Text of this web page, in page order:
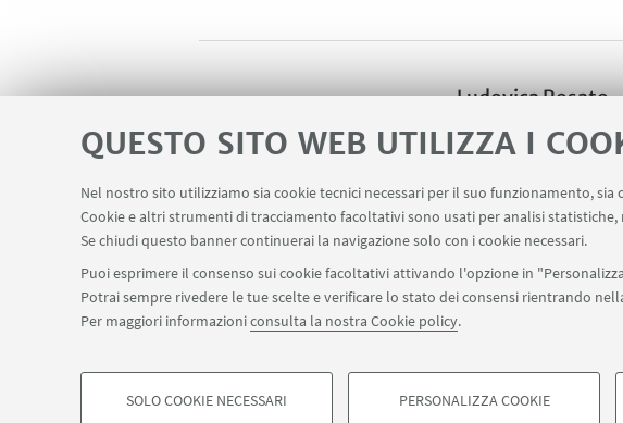
QUESTO SITO WEB UTILIZZA I
Nel nostro sito utilizziamo sia cookie tecnici necessari per il suo funzionamento,
Cookie e altri strumenti di tracciamento facoltativi sono usati per analisi
Se chiudi questo banner continuerai la navigazione solo con i cookie necessari.
Puoi esprimere il consenso sui cookie facoltativi attivando l'opzione in
Potrai sempre rivedere le tue scelte e verificare lo stato dei consensi rientrando
Per maggiori informazioniconsulta la nostra Cookie policy.
SOLO COOKIE NECESSARI PERSONALIZZA COOKIE
Ludovica Rosato
Scrivi una mail
©Copyright 2026 - ALMA MATER STUDIORUM - Università di Bologna - Via